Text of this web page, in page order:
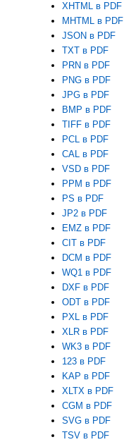
XHTML в PDF
MHTML в PDF
JSON в PDF
TXT в PDF
PRN в PDF
PNG в PDF
JPG в PDF
BMP в PDF
TIFF в PDF
PCL в PDF
CAL в PDF
VSD в PDF
PPM в PDF
PS в PDF
JP2 в PDF
EMZ в PDF
CIT в PDF
DCM в PDF
WQ1 в PDF
DXF в PDF
ODT в PDF
PXL в PDF
XLR в PDF
WK3 в PDF
123 в PDF
KAP в PDF
XLTX в PDF
CGM в PDF
SVG в PDF
TSV в PDF